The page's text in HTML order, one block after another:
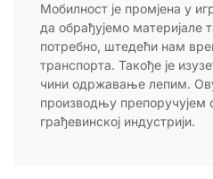
Мобилност је промјена у
да обрађујемо материјале
потребно, штедећи нам
транспорта. Такође је
чини одржавање лепим.
производњу препоручујем
грађевинској индустрији.